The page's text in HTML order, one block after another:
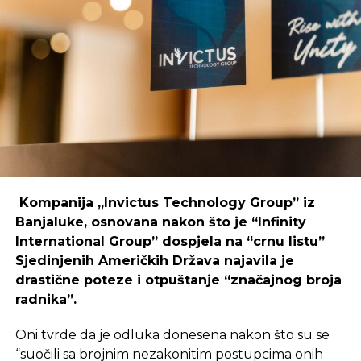
SRNA
KAMERON: Nemam nikakve akcije ni ofšor
sredstva
MAS najavljuje ukidanje tajnovitosti računa
Primjer mostarskog CodeHuba pokazuje da
coworking prostori mogu uspješno djelovati i u
regijama koje nisu urbani centri, ali zahtijeva
podršku i ulaganja koja će omogućiti dugoročnu
održivost ovakvih inicijativa.
Ulaganje u coworking prostor u Čapljini moglo bi
postati ključan korak prema stvaranju napredne
poslovne klime, privlačenju novih profesionalaca te
nove projekte i lokalnu ekonomiju.
Kompanija „Invictus Technology Group” iz
Banjaluke, osnovana nakon što je “Infinity
International Group” dospjela na “crnu listu”
Sjedinjenih Američkih Država najavila je
drastične poteze i otpuštanje “značajnog broja
radnika”.
Oni tvrde da je odluka donesena nakon što su se
“suočili sa brojnim nezakonitim postupcima onih